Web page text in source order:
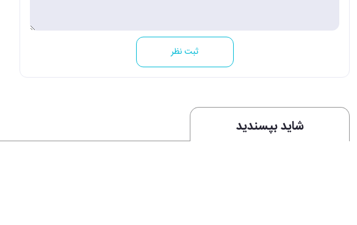
ثبت نظر
شاید بپسندید